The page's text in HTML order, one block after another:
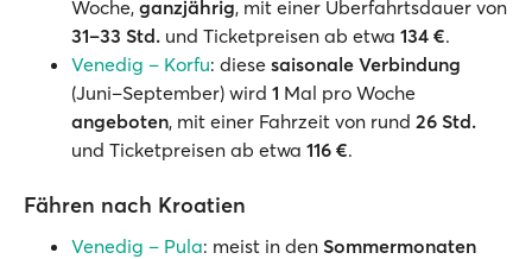
Woche, ganzjährig, mit einer Überfahrtsdauer von
31–33 Std. und Ticketpreisen ab etwa 134 €.
Venedig – Korfu: diese saisonale Verbindung
(Juni–September) wird 1 Mal pro Woche
angeboten, mit einer Fahrzeit von rund 26 Std.
und Ticketpreisen ab etwa 116 €.
Fähren nach Kroatien
Venedig – Pula: meist in den Sommermonaten